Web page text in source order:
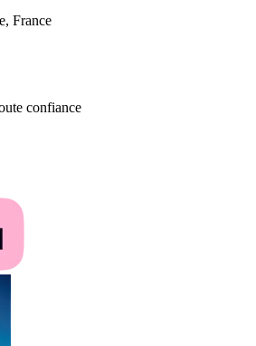
France
confiance